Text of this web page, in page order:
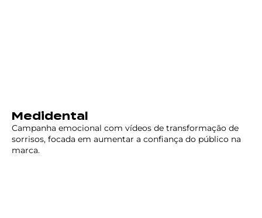
Medidental
Campanha emocional com vídeos de transformação de
sorrisos, focada em aumentar a confiança do público na
marca.